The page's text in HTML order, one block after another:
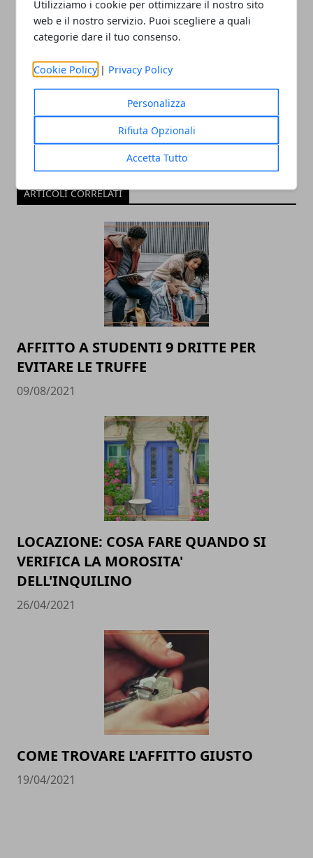
Utilizziamo i cookie per ottimizzare il nostro sito
web e il nostro servizio. Puoi scegliere a quali
categorie dare il tuo consenso.
Cookie Policy | Privacy Policy
Personalizza
Rifiuta Opzionali
Accetta Tutto
ARTICOLI CORRELATI
AFFITTO A STUDENTI 9 DRITTE PER
EVITARE LE TRUFFE
09/08/2021
LOCAZIONE: COSA FARE QUANDO SI
VERIFICA LA MOROSITA'
DELL'INQUILINO
26/04/2021
COME TROVARE L'AFFITTO GIUSTO
19/04/2021